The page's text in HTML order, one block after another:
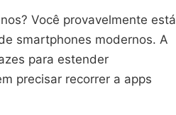
Você provavelmente está
smartphones modernos. A
para estender
precisar recorrer a apps